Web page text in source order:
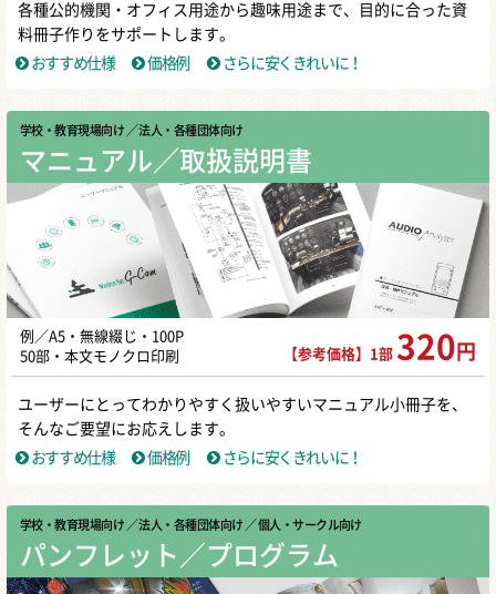
各種公的機関・オフィス用途から趣味用途まで、目的に合った資
料冊子作りをサポートします。
おすすめ仕様
価格例 さらに安くきれいに！
学校・教育現場向け ／ 法人・各種団体向け
マニュアル／取扱説明書
例／A5・無線綴じ・100P
50部・本文モノクロ印刷
【参考価格】1部 320 円
ユーザーにとってわかりやすく扱いやすいマニュアル小冊子を、
そんなご要望にお応えします。
おすすめ仕様
価格例 さらに安くきれいに！
学校・教育現場向け ／ 法人・各種団体向け ／ 個人・サークル向け
パンフレット／プログラム